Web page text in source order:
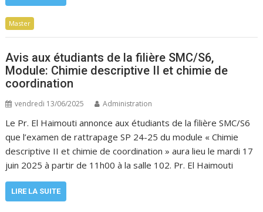
Master
Avis aux étudiants de la filière SMC/S6,
Module: Chimie descriptive II et chimie de
coordination
vendredi 13/06/2025 Administration
Le Pr. El Haimouti annonce aux étudiants de la filière SMC/S6
que l’examen de rattrapage SP 24-25 du module « Chimie
descriptive II et chimie de coordination » aura lieu le mardi 17
juin 2025 à partir de 11h00 à la salle 102. Pr. El Haimouti
LIRE LA SUITE